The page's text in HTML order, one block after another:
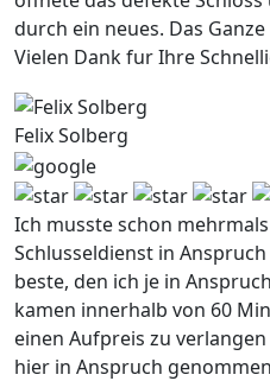
durch ein neues. Das
Vielen Dank fur Ihre
Felix Solberg
Ich musste schon
Schlusseldienst in
beste, den ich je in
kamen innerhalb von 60
einen Aufpreis zu
hier in Anspruch